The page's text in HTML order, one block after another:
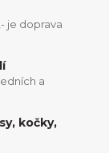
je doprava
a
kočky,